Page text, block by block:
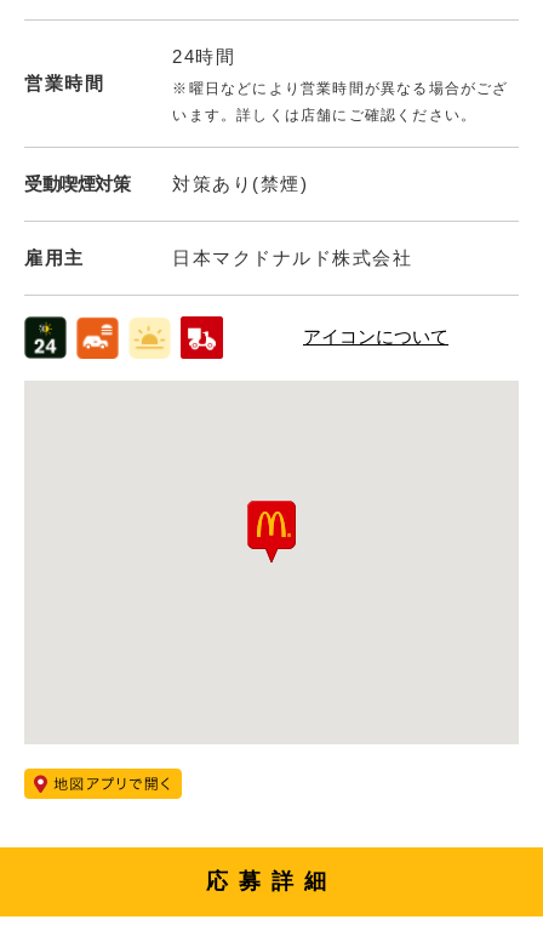
営業時間
24時間
※曜日などにより営業時間が異なる場合がござ
います。詳しくは店舗にご確認ください。
受動喫煙対策 対策あり(禁煙)
雇用主 日本マクドナルド株式会社
アイコンについて
応募詳細